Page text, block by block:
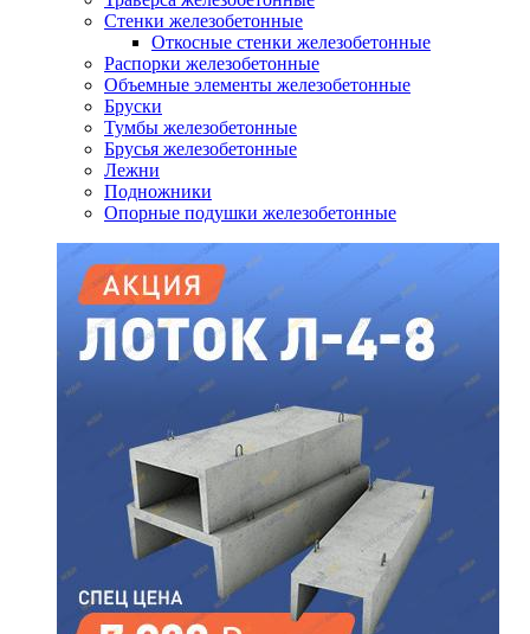
Стенки железобетонные
Откосные стенки железобетонные
Распорки железобетонные
Объемные элементы железобетонные
Бруски
Тумбы железобетонные
Брусья железобетонные
Лежни
Подножники
Опорные подушки железобетонные